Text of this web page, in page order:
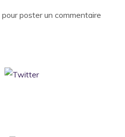
pour poster un commentaire